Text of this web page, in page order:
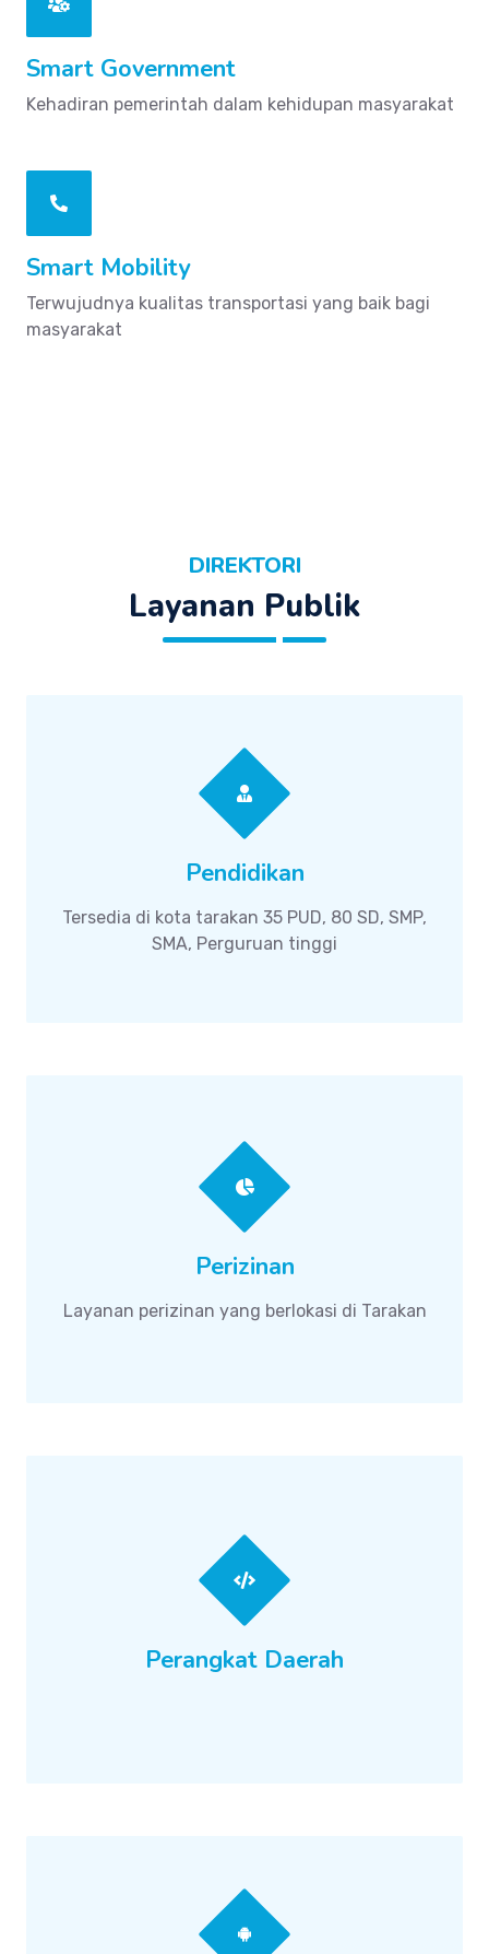
Smart Government
Kehadiran pemerintah dalam kehidupan masyarakat
Smart Mobility
Terwujudnya kualitas transportasi yang baik bagi
masyarakat
DIREKTORI
Layanan Publik
Pendidikan
Tersedia di kota tarakan 35 PUD, 80 SD, SMP,
SMA, Perguruan tinggi
Perizinan
Layanan perizinan yang berlokasi di Tarakan
Perangkat Daerah